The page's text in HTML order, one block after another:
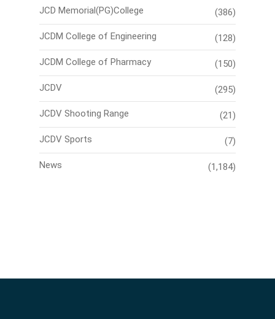
JCD Memorial(PG)College (386)
JCDM College of Engineering (128)
JCDM College of Pharmacy (150)
JCDV (295)
JCDV Shooting Range (21)
JCDV Sports (7)
News (1,184)